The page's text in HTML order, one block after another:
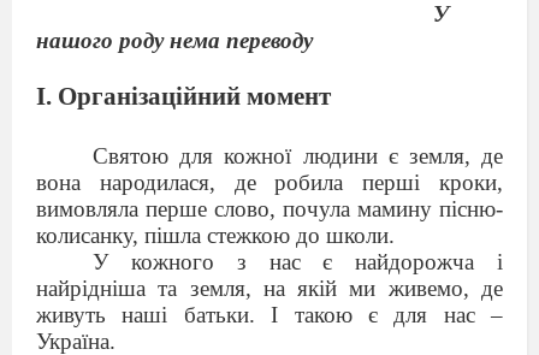
У
нашого роду нема переводу
І. Організаційний момент
Святою для кожної людини є земля, де
вона народилася, де робила перші кроки,
вимовляла перше слово, почула мамину пісню-
колисанку, пішла стежкою до школи.
У кожного з нас є найдорожча і
найрідніша та земля, на якій ми живемо, де
живуть наші батьки. І такою є для нас –
Україна.